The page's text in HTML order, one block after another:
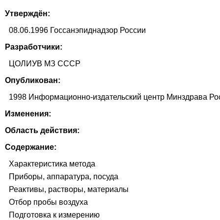
Утверждён:
08.06.1996 Госсанэпиднадзор России
Разработчики:
ЦОЛИУВ МЗ СССР
Опубликован:
1998 Информационно-издательский центр Минздрава
Изменения:
Область действия:
Содержание:
Характеристика метода
Приборы, аппаратура, посуда
Реактивы, растворы, материалы
Отбор пробы воздуха
Подготовка к измерению